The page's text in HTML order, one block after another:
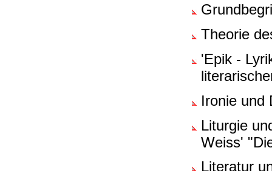
Theorie
'Epik -
Ironie und
Liturgie
Weiss'
Literatur